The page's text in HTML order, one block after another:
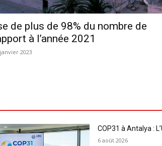
de plus de 98% du nombre de
à l’année 2021
2023
COP31 à Antalya :
6 août 2026